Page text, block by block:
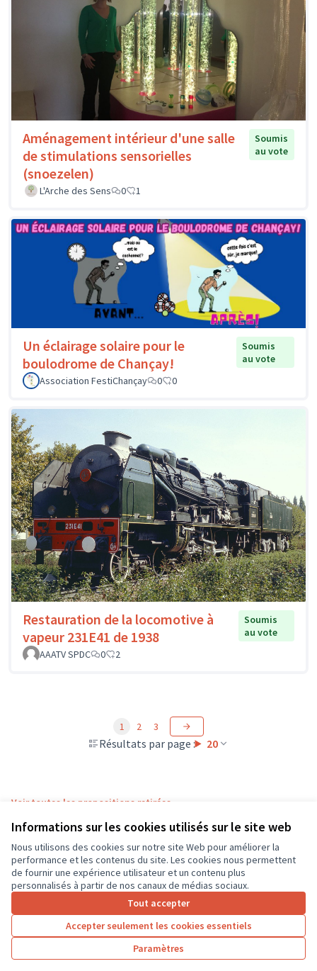
Informations sur les cookies utilisés sur le site web
Nous utilisons des cookies sur notre site Web pour améliorer la
performance et les contenus du site. Les cookies nous permettent
de fournir une expérience utilisateur et un contenu plus
personnalisés à partir de nos canaux de médias sociaux.
Tout accepter
Accepter seulement les cookies essentiels
Paramètres
Aménagement intérieur d'une salle
de stimulations sensorielles
(snoezelen)
Soumis
au vote
L'Arche des Sens 0 1
Un éclairage solaire pour le
boulodrome de Chançay!
Soumis
au vote
Association FestiChançay
0 0
Restauration de la locomotive à
vapeur 231E41 de 1938
Soumis
au vote
AAATV SPDC
0 2
Résultats par page : 20
1 2 3
Voir toutes les propositions retirées
Conditions d'utilisation
Paramètres des cookies
CD37 sur X
(Lien externe)
CD37 sur Facebook
CD37 sur Instagram
CD37 sur YouTube
(Lien externe)
Site réalisé grâce aulogiciel libre Decidim .
Licence
(Lien